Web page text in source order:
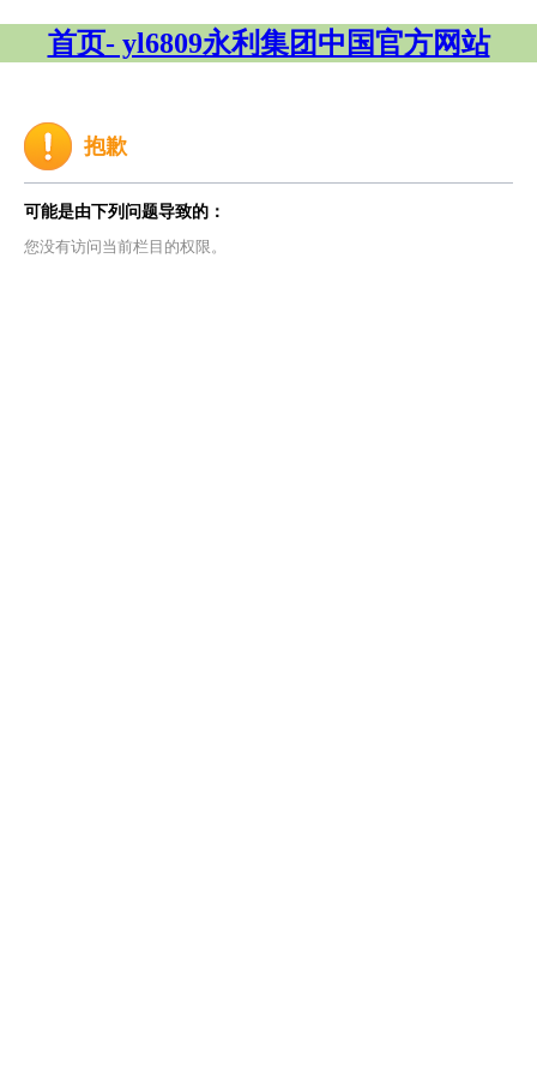
首页- yl6809永利集团中国官方网站
抱歉
可能是由下列问题导致的：
您没有访问当前栏目的权限。